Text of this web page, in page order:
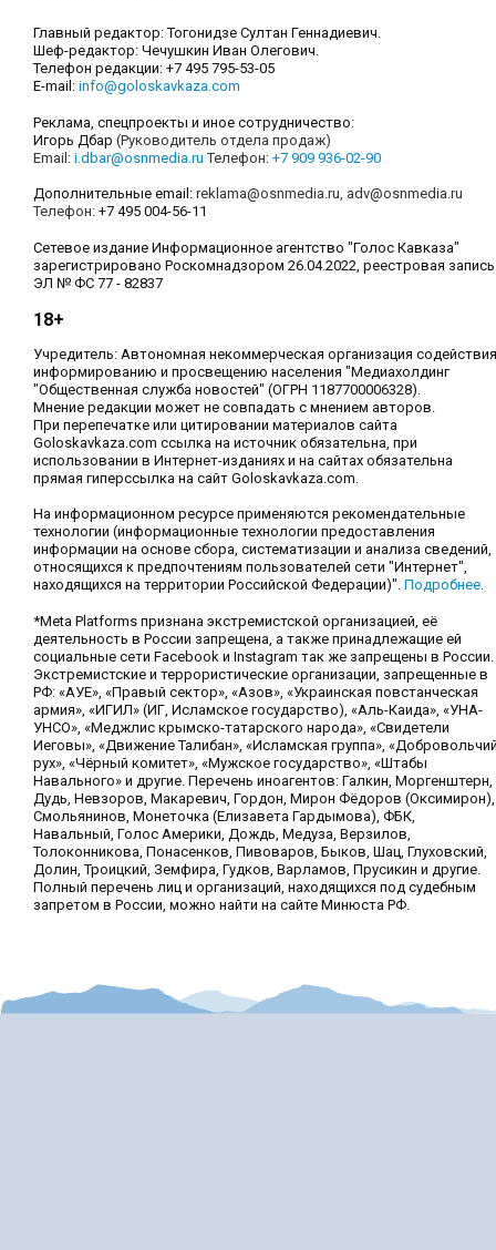
Главный редактор: Тогонидзе Султан Геннадиевич.
Шеф-редактор: Чечушкин Иван Олегович.
Телефон редакции: +7 495 795-53-05
E-mail: info@goloskavkaza.com
Реклама, спецпроекты и иное сотрудничество:
Игорь Дбар (Руководитель отдела продаж)
Email: i.dbar@osnmedia.ru Телефон: +7 909 936-02-90
Дополнительные email: reklama@osnmedia.ru adv@osnmedia.ru
Телефон: +7 495 004-56-11
Сетевое издание Информационное агентство "Голос Кавказа"
зарегистрировано Роскомнадзором 26.04.2022, реестровая запись
ЭЛ № ФС 77 - 82837
18+
Учредитель: Автономная некоммерческая организация содействия
информированию и просвещению населения "Медиахолдинг
"Общественная служба новостей" (ОГРН 1187700006328).
Мнение редакции может не совпадать с мнением авторов.
При перепечатке или цитировании материалов сайта
Goloskavkaza.com ссылка на источник обязательна, при
использовании в Интернет-изданиях и на сайтах обязательна
прямая гиперссылка на сайт Goloskavkaza.com.
На информационном ресурсе применяются рекомендательные
технологии (информационные технологии предоставления
информации на основе сбора, систематизации и анализа сведений,
относящихся к предпочтениям пользователей сети "Интернет",
находящихся на территории Российской Федерации)". Подробнее
*Meta Platforms признана экстремистской организацией, её
деятельность в России запрещена, а также принадлежащие ей
социальные сети Facebook и Instagram так же запрещены в России.
Экстремистские и террористические организации, запрещенные в
РФ: «АУЕ», «Правый сектор», «Азов», «Украинская повстанческая
армия», «ИГИЛ» (ИГ, Исламское государство), «Аль-Каида», «УНА-
УНСО», «Меджлис крымско-татарского народа», «Свидетели
Иеговы», «Движение Талибан», «Исламская группа»,
рух», «Чёрный комитет», «Мужское государство», «Штабы
Навального» и другие. Перечень иноагентов: Галкин, Моргенштерн,
Дудь, Невзоров, Макаревич, Гордон, Мирон Фёдоров (Оксимирон),
Смольянинов, Монеточка (Елизавета Гардымова), ФБК,
Навальный, Голос Америки, Дождь, Медуза, Верзилов,
Толоконникова, Понасенков, Пивоваров, Быков, Шац, Глуховский,
Долин, Троицкий, Земфира, Гудков, Варламов, Прусикин и другие.
Полный перечень лиц и организаций, находящихся под судебным
запретом в России, можно найти на сайте Минюста РФ.